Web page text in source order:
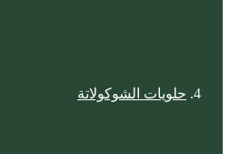
حلويات الشوكولاتة